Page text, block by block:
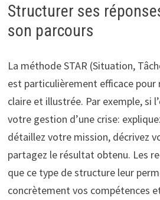
Structurer ses
son parcours
La méthode STAR (Situation,
est particulièrement efficace pour
claire et illustrée. Par exemple, si
votre gestion d’une crise:
détaillez votre mission, décrivez
partagez le résultat obtenu. Les
que ce type de structure leur
concrètement vos compétences